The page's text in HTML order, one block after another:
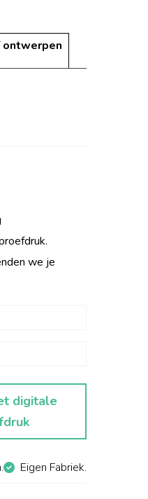
ontwerpen
we je
digitale
Eigen Fabriek.